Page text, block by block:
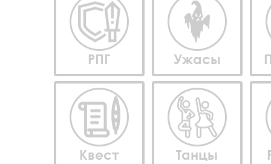
РПГ Ужасы
Квест Танцы